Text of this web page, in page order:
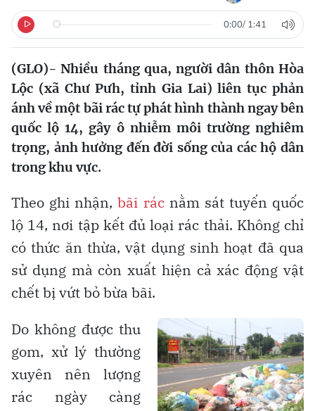
0:00/ 1:41
(GLO)- Nhiều tháng qua, người dân thôn Hòa
Lộc (xã Chư Pưh, tỉnh Gia Lai) liên tục phản
ánh về một bãi rác tự phát hình thành ngay bên
quốc lộ 14, gây ô nhiễm môi trường nghiêm
trọng, ảnh hưởng đến đời sống của các hộ dân
trong khu vực.
Theo ghi nhận,bãi rácnằm sát tuyến quốc
lộ 14, nơi tập kết đủ loại rác thải. Không chỉ
có thức ăn thừa, vật dụng sinh hoạt đã qua
sử dụng mà còn xuất hiện cả xác động vật
chết bị vứt bỏ bừa bãi.
Do không được thu
gom, xử lý thường
xuyên nên lượng
rác ngày càng